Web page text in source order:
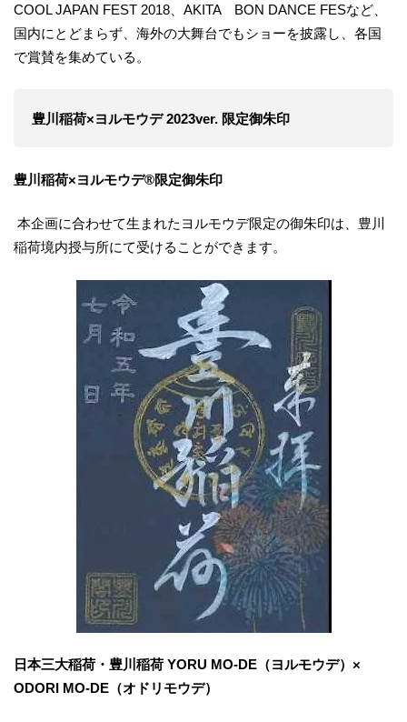
COOL JAPAN FEST 2018、AKITA BON DANCE FESなど、
国内にとどまらず、海外の大舞台でもショーを披露し、各国
で賞賛を集めている。
豊川稲荷×ヨルモウデ 2023ver. 限定御朱印
豊川稲荷×ヨルモウデ®限定御朱印
本企画に合わせて⽣まれたヨルモウデ限定の御朱印は、豊川
稲荷境内授与所にて受けることができます。
日本三大稲荷・豊川稲荷 YORU MO-DE（ヨルモウデ）×
ODORI MO-DE（オドリモウデ）